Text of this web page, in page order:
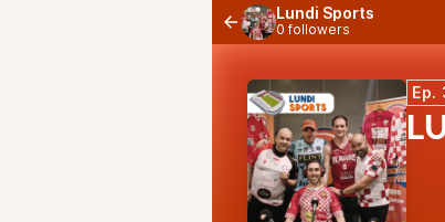
Lundi Sports
0 followers
Ep.